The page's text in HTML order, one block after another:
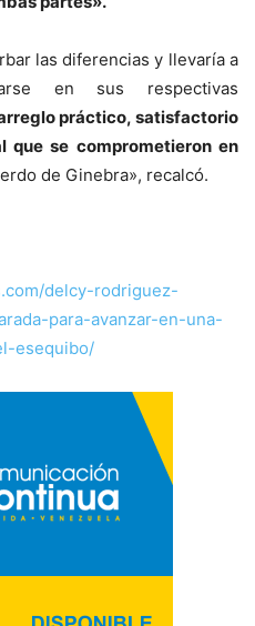
las diferencias y llevaría a
en sus respectivas
práctico, satisfactorio
que se comprometieron en
de Ginebra», recalcó.
delcy-rodriguez-
para-avanzar-en-una-
esequibo/